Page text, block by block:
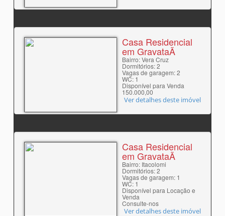
Casa Residencial
em GravataÃ­
Bairro: Vera Cruz
Dormitórios: 2
Vagas de garagem: 2
WC: 1
Disponível para Venda
150.000,00
Ver detalhes deste imóvel
Casa Residencial
em GravataÃ­
Bairro: Itacolomi
Dormitórios: 2
Vagas de garagem: 1
WC: 1
Disponível para Locação e
Venda
Consulte-nos
Ver detalhes deste imóvel